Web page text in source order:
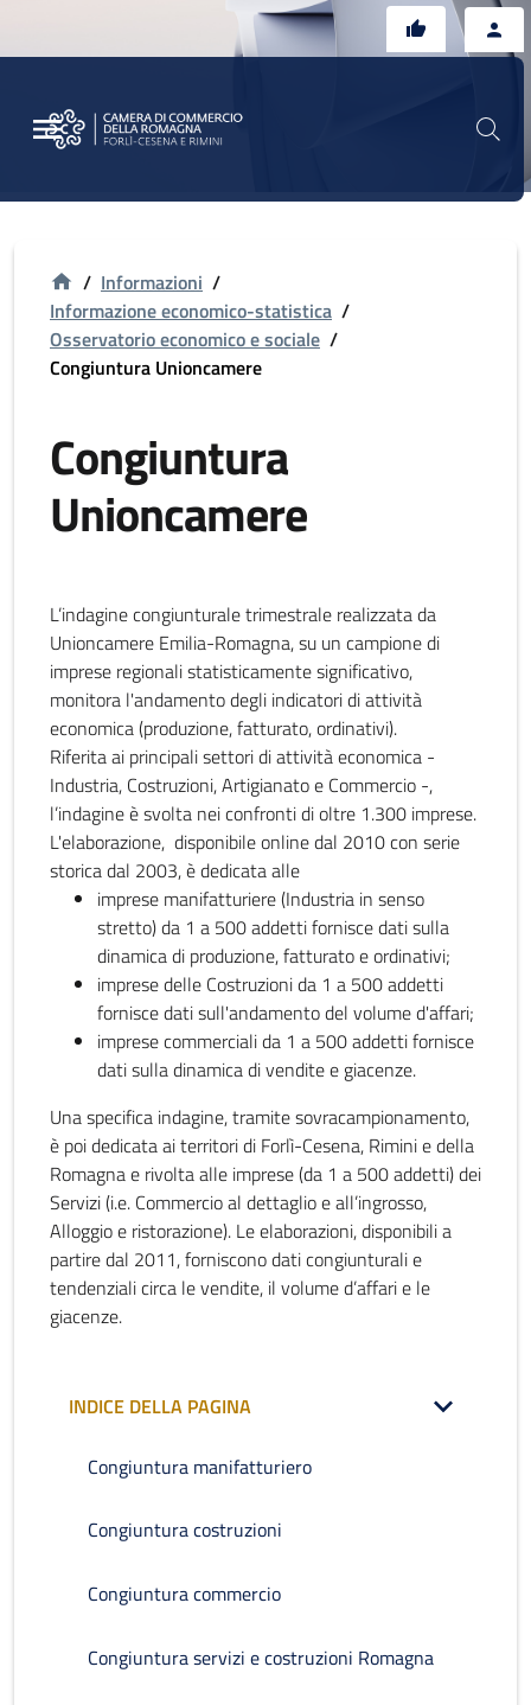
/ Informazioni /
Informazione economico-statistica /
Osservatorio economico e sociale /
Congiuntura Unioncamere
Congiuntura
Unioncamere
L’indagine congiunturale trimestrale realizzata da
Unioncamere Emilia-Romagna, su un campione di
imprese regionali statisticamente significativo,
monitora l'andamento degli indicatori di attività
economica (produzione, fatturato, ordinativi).
Riferita ai principali settori di attività economica -
Industria, Costruzioni, Artigianato e Commercio -,
l’indagine è svolta nei confronti di oltre 1.300 imprese.
L'elaborazione, disponibile online dal 2010 con serie
storica dal 2003, è dedicata alle
imprese manifatturiere (Industria in senso
stretto) da 1 a 500 addetti fornisce dati sulla
dinamica di produzione, fatturato e ordinativi;
imprese delle Costruzioni da 1 a 500 addetti
fornisce dati sull'andamento del volume d'affari;
imprese commerciali da 1 a 500 addetti fornisce
dati sulla dinamica di vendite e giacenze.
Una specifica indagine, tramite sovracampionamento,
è poi dedicata ai territori di Forlì-Cesena, Rimini e della
Romagna e rivolta alle imprese (da 1 a 500 addetti) dei
Servizi (i.e. Commercio al dettaglio e all’ingrosso,
Alloggio e ristorazione). Le elaborazioni, disponibili a
partire dal 2011, forniscono dati congiunturali e
tendenziali circa le vendite, il volume d’affari e le
giacenze.
INDICE DELLA PAGINA
Congiuntura manifatturiero
Congiuntura costruzioni
Congiuntura commercio
Congiuntura servizi e costruzioni Romagna